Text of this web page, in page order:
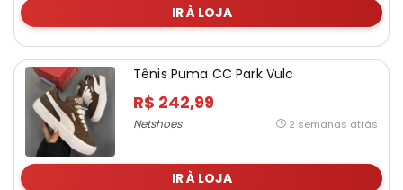
IR À LOJA
Tênis Puma CC Park Vulc
R$ 242,99
Netshoes 2 semanas atrás
IR À LOJA